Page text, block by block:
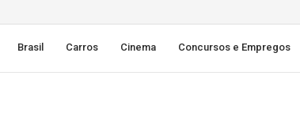
Brasil Carros Cinema Concursos e Empregos